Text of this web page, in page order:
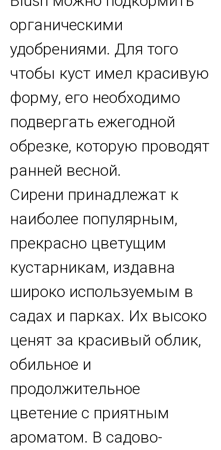
органическими
удобрениями. Для того
чтобы куст имел красивую
форму, его необходимо
подвергать ежегодной
обрезке, которую проводят
ранней весной.
Сирени принадлежат к
наиболее популярным,
прекрасно цветущим
кустарникам, издавна
широко используемым в
садах и парках. Их высоко
ценят за красивый облик,
обильное и
продолжительное
цветение с приятным
ароматом. В садово-